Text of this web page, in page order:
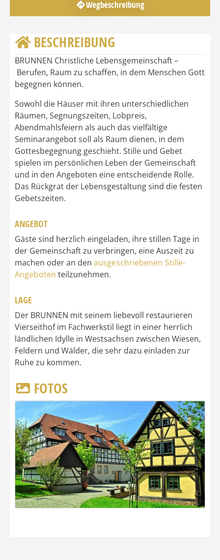
Wegbeschreibung
BESCHREIBUNG
BRUNNEN Christliche Lebensgemeinschaft –
Berufen, Raum zu schaffen, in dem Menschen Gott
begegnen können.
Sowohl die Häuser mit ihren unterschiedlichen
Räumen, Segnungszeiten, Lobpreis,
Abendmahlsfeiern als auch das vielfältige
Seminarangebot soll als Raum dienen, in dem
Gottesbegegnung geschieht. Stille und Gebet
spielen im persönlichen Leben der Gemeinschaft
und in den Angeboten eine entscheidende Rolle.
Das Rückgrat der Lebensgestaltung sind die festen
Gebetszeiten.
ANGEBOT
Gäste sind herzlich eingeladen, ihre stillen Tage in
der Gemeinschaft zu verbringen, eine Auszeit zu
machen oder an den ausgeschriebenen Stille-
Angeboten teilzunehmen.
LAGE
Der BRUNNEN mit seinem liebevoll restaurieren
Vierseithof im Fachwerkstil liegt in einer herrlich
ländlichen Idylle in Westsachsen zwischen Wiesen,
Feldern und Wälder, die sehr dazu einladen zur
Ruhe zu kommen.
FOTOS